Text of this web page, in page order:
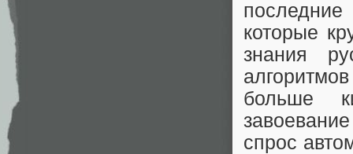
которые
знания
больше
спрос